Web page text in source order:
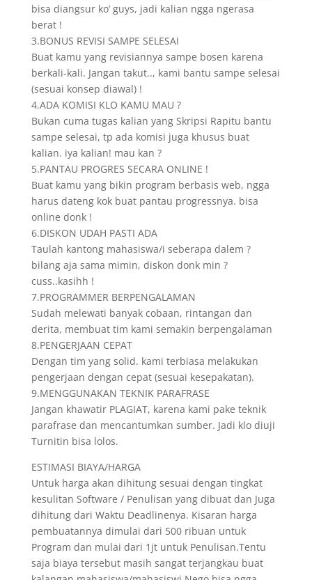
bisa diangsur ko’ guys, jadi kalian ngga ngerasa
berat !
3.BONUS REVISI SAMPE SELESAI
Buat kamu yang revisiannya sampe bosen karena
berkali-kali. Jangan takut.., kami bantu sampe selesai
(sesuai konsep diawal) !
4.ADA KOMISI KLO KAMU MAU ?
Bukan cuma tugas kalian yang Skripsi Rapitu bantu
sampe selesai, tp ada komisi juga khusus buat
kalian. iya kalian! mau kan ?
5.PANTAU PROGRES SECARA ONLINE !
Buat kamu yang bikin program berbasis web, ngga
harus dateng kok buat pantau progressnya. bisa
online donk !
6.DISKON UDAH PASTI ADA
Taulah kantong mahasiswa/i seberapa dalem ?
bilang aja sama mimin, diskon donk min ?
cuss..kasihh !
7.PROGRAMMER BERPENGALAMAN
Sudah melewati banyak cobaan, rintangan dan
derita, membuat tim kami semakin berpengalaman
8.PENGERJAAN CEPAT
Dengan tim yang solid. kami terbiasa melakukan
pengerjaan dengan cepat (sesuai kesepakatan).
9.MENGGUNAKAN TEKNIK PARAFRASE
Jangan khawatir PLAGIAT, karena kami pake teknik
parafrase dan mencantumkan sumber. Jadi klo diuji
Turnitin bisa lolos.
ESTIMASI BIAYA/HARGA
Untuk harga akan dihitung sesuai dengan tingkat
kesulitan Software / Penulisan yang dibuat dan Juga
dihitung dari Waktu Deadlinenya. Kisaran harga
pembuatannya dimulai dari 500 ribuan untuk
Program dan mulai dari 1jt untuk Penulisan.Tentu
saja biaya tersebut masih sangat terjangkau buat